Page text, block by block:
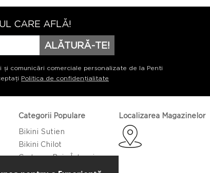
CARE AFLĂ!
ALĂTURĂ-TE!
și comunicări comerciale personalizate de la Penti
Politica de confidențialitate
Categorii Populare
Bikini Sutien
Bikini Chilot
Costume Baie Întregi
Caftan/Pareo
Localizarea Magazinelor